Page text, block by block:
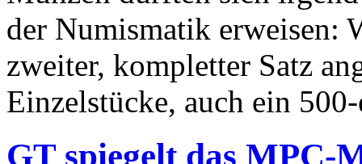
der Numismatik erweisen:
zweiter, kompletter Satz
Einzelstücke, auch ein
GT spiegelt das MPC-